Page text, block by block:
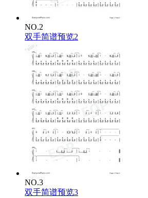
NO.2
双手简谱预览2
NO.3
双手简谱预览3